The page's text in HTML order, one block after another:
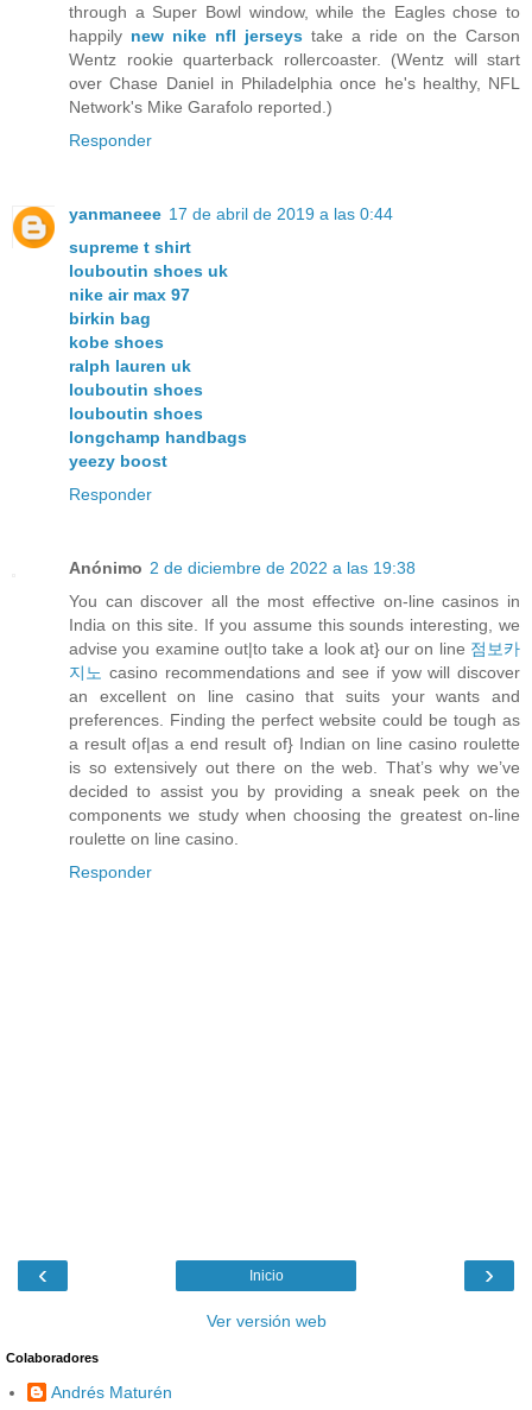
through a Super Bowl window, while the Eagles chose to
happily new nike nfl jerseys take a ride on the Carson
Wentz rookie quarterback rollercoaster. (Wentz will start
over Chase Daniel in Philadelphia once he's healthy, NFL
Network's Mike Garafolo reported.)
Responder
yanmaneee 17 de abril de 2019 a las 0:44
supreme t shirt
louboutin shoes uk
nike air max 97
birkin bag
kobe shoes
ralph lauren uk
louboutin shoes
louboutin shoes
longchamp handbags
yeezy boost
Responder
Anónimo 2 de diciembre de 2022 a las 19:38
You can discover all the most effective on-line casinos in
India on this site. If you assume this sounds interesting, we
advise you examine out|to take a look at} our on line 점보카
지노 casino recommendations and see if yow will discover
an excellent on line casino that suits your wants and
preferences. Finding the perfect website could be tough as
a result of|as a end result of} Indian on line casino roulette
is so extensively out there on the web. That’s why we’ve
decided to assist you by providing a sneak peek on the
components we study when choosing the greatest on-line
roulette on line casino.
Responder
‹ ›
Inicio
Ver versión web
Colaboradores
Andrés Maturén